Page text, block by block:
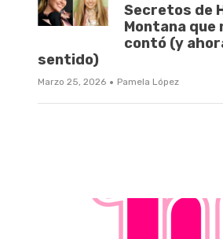
Secretos de
Montana que
contó (y
sentido)
Marzo 25, 2026 · Pamela López